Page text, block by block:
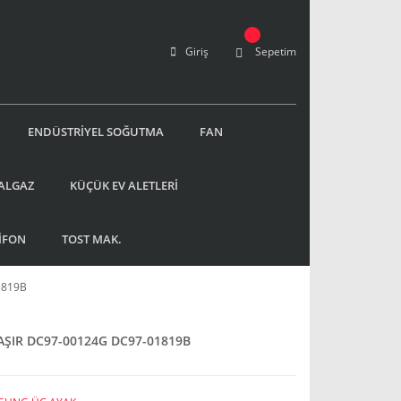
Giriş Sepetim
ENDÜSTRİYEL SOĞUTMA FAN
KÜÇÜK EV ALETLERİ
TOST MAK.
DC97-00124G DC97-01819B